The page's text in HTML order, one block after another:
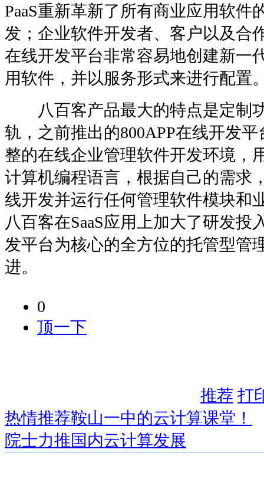
PaaS重新革新了所有商业应用软件
发；企业软件开发者、客户以及合
在线开发平台非常容易地创建新一
用软件，并以服务形式来进行配置
八百客产品最大的特点是定制
轨，之前推出的800APP在线开发
整的在线企业管理软件开发环境，
计算机编程语言，根据自己的需求
线开发并运行任何管理软件模块和
八百客在SaaS应用上加大了研发投
发平台为核心的全方位的托管型管
进。
0
顶一下
推荐 打
热情推荐鞍山一中的云计算课堂！
院士力推国内云计算发展